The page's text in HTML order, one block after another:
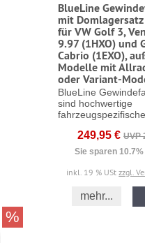
BlueLine
mit
für VW Golf 3,
9.97 (1HXO) und
Cabrio (1EXO),
Modelle mit
oder Variant-
BlueLine
sind hochwertige
249,95 € UVP
Sie sparen 10.7%
inkl. 19 % UStzzgl.
mehr...
%